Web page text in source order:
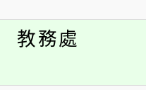
」活動
園市115學
本土語及新
告本校115
教務處